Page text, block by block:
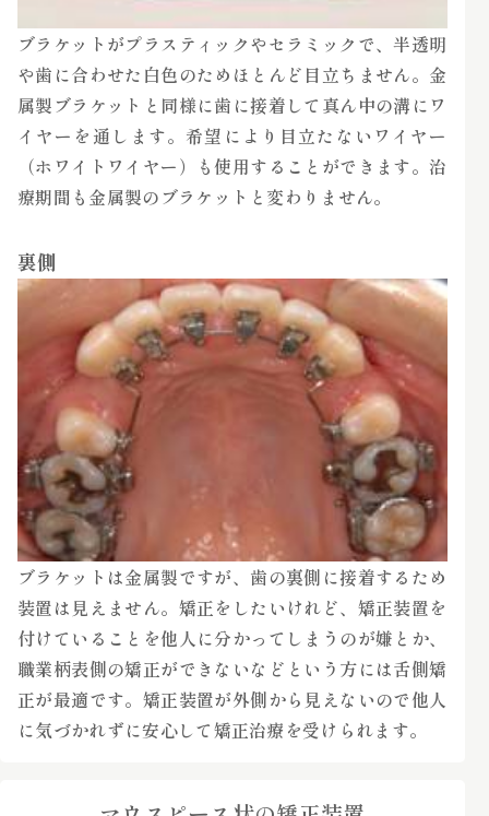
ブラケットがプラスティックやセラミックで、半透明
や歯に合わせた白色のためほとんど目立ちません。金
属製ブラケットと同様に歯に接着して真ん中の溝にワ
イヤーを通します。希望により目立たないワイヤー
（ホワイトワイヤー）も使用することができます。治
療期間も金属製のブラケットと変わりません。
裏側
ブラケットは金属製ですが、歯の裏側に接着するため
装置は見えません。矯正をしたいけれど、矯正装置を
付けていることを他人に分かってしまうのが嫌とか、
職業柄表側の矯正ができないなどという方には舌側矯
正が最適です。矯正装置が外側から見えないので他人
に気づかれずに安心して矯正治療を受けられます。